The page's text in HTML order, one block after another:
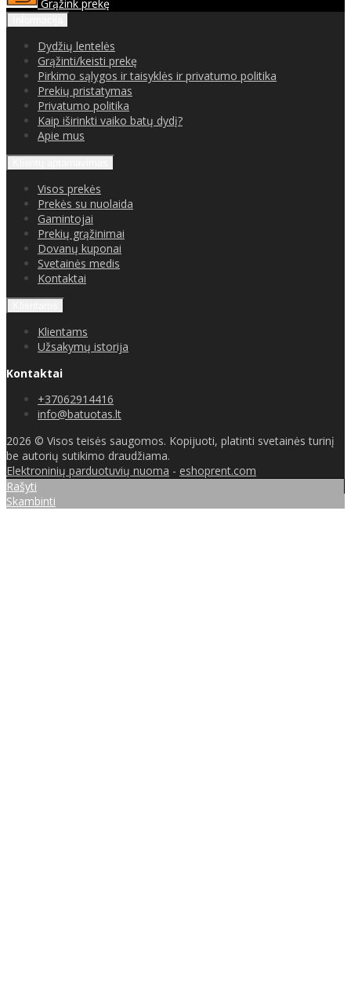
Grąžink prekę
Dydžių lentelės
Grąžinti/keisti prekę
Pirkimo sąlygos ir taisyklės ir privatumo politika
Prekių pristatymas
Privatumo politika
Kaip iširinkti vaiko batų dydį?
Apie mus
Visos prekės
Prekės su nuolaida
Gamintojai
Prekių grąžinimai
Dovanų kuponai
Svetainės medis
Kontaktai
Klientams
Užsakymų istorija
Kontaktai
+37062914416
info@batuotas.lt
2026 © Visos teisės saugomos. Kopijuoti, platinti svetainės turinį
be autorių sutikimo draudžiama.
Elektroninių parduotuvių nuoma - eshoprent.com
Rašyti
Skambinti